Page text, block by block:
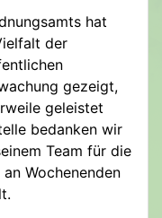
hat
der
gezeigt,
geleistet
bedanken wir
Team für die
Wochenenden